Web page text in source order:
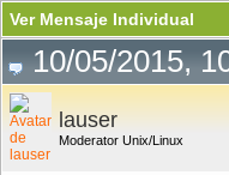
Ver Mensaje Individual
10/05/2015,
lauser
Moderator Unix/Linux